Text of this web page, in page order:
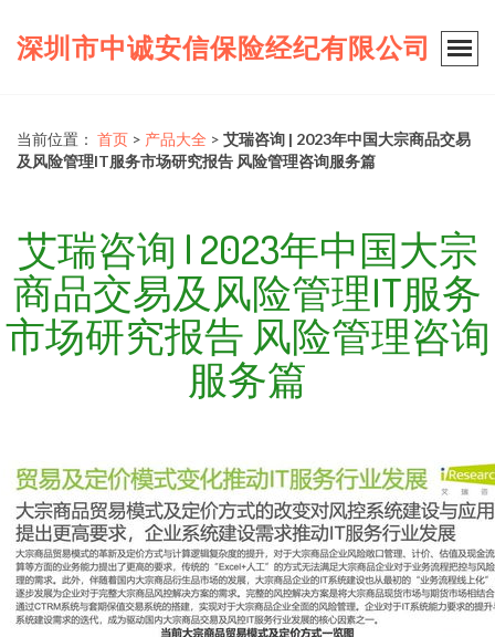
深圳市中诚安信保险经纪有限公司
当前位置： 首页 > 产品大全 > 艾瑞咨询 | 2023年中国大宗商品交易
及风险管理IT服务市场研究报告 风险管理咨询服务篇
艾瑞咨询 | 2023年中国大宗
商品交易及风险管理IT服务
市场研究报告 风险管理咨询
服务篇